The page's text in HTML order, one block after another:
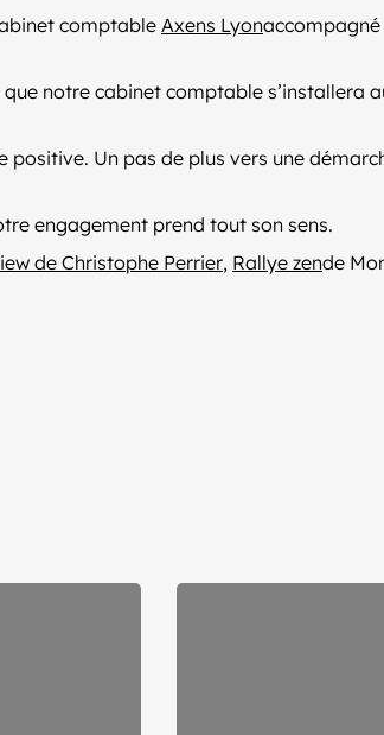
comptable Axens Lyon
notre cabinet comptable s’installera
Un pas de plus vers une
engagement prend tout son sens.
de Christophe Perrier, Rallye zende